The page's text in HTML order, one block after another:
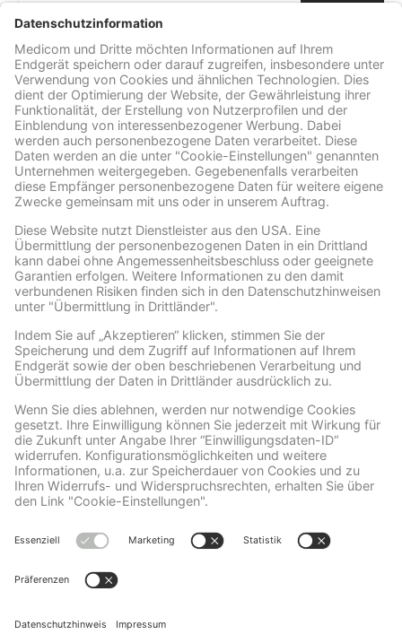
Archiv
ARCHIV
Facebook
Wir benötigen Ihre Zustimmung, um den Facebook
Social Plugins-Service zu laden!
Wir verwenden Facebook Social Plugins, um
Inhalte einzubetten. Dieser Service kann
Daten zu Ihren Aktivitäten sammeln. Bitte
lesen Sie die Details durch und stimmen Sie
der Nutzung des Service zu, um diese
Inhalte anzuzeigen.
Mehr Informationen
Akzeptieren